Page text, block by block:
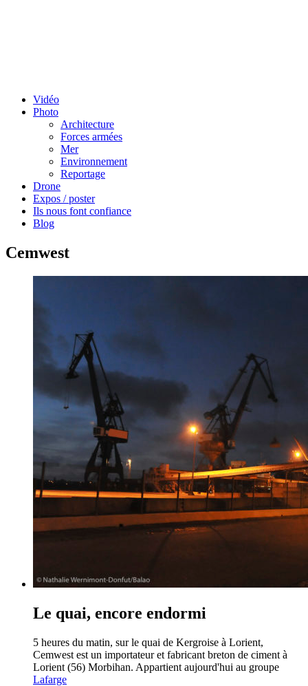
Vidéo
Photo
Architecture
Forces armées
Mer
Environnement
Reportage
Drone
Expos / poster
Ils nous font confiance
Blog
Cemwest
Le quai, encore endormi
5 heures du matin, sur le quai de Kergroise à Lorient,
Cemwest est un importateur et fabricant breton de ciment à
Lorient (56) Morbihan. Appartient aujourd'hui au groupe
Lafarge